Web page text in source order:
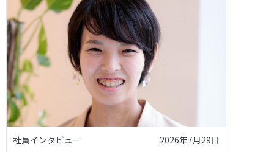
社員インタビュー 2026年7月29日